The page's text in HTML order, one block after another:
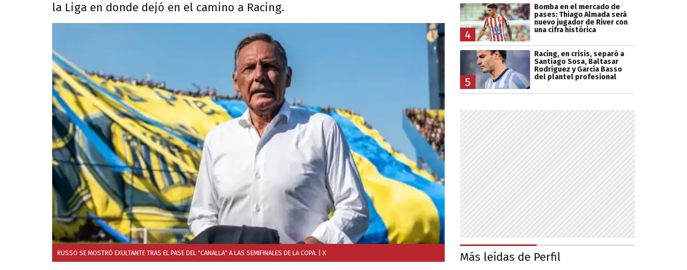
la Liga en donde dejó en el camino a Racing.
RUSSO SE MOSTRÓ EXULTANTE TRAS EL PASE DEL "CANALLA" A LAS SEMIFINALES DE LA COPA. | X
4
Bomba en el mercado de
pases: Thiago Almada será
nuevo jugador de River con
una cifra histórica
5
Racing, en crisis, separó a
Santiago Sosa, Baltasar
Rodríguez y García Basso
del plantel profesional
Más leídas de Perfil